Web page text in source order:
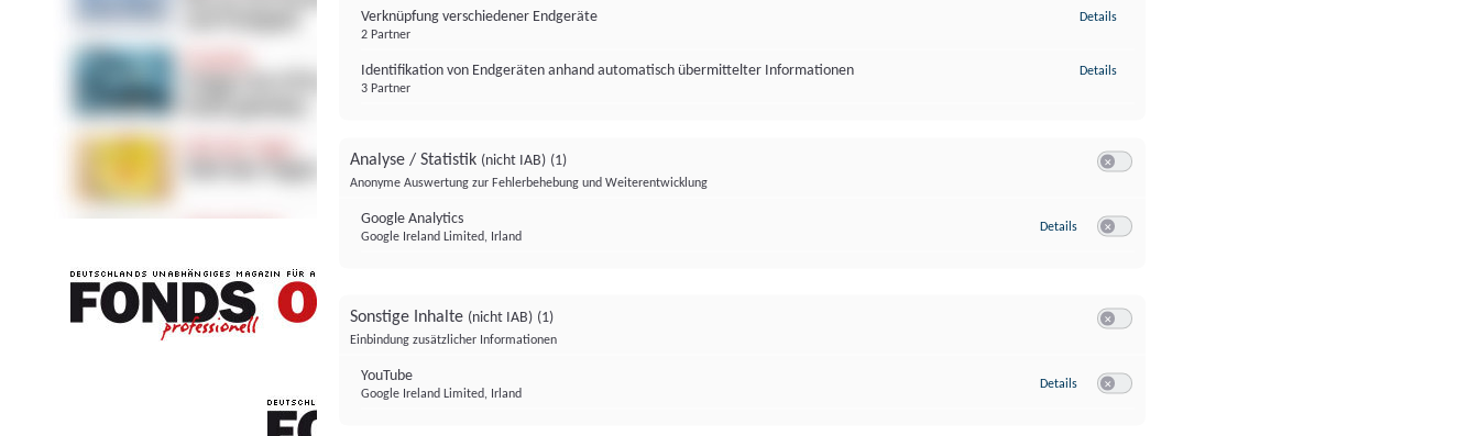
FONDS professionell
Verknüpfung verschiedener Endgeräte
2 Partner
Details
Identifikation von Endgeräten anhand automatisch übermittelter Informationen
3 Partner
Details
Analyse / Statistik (nicht IAB) (1)
Anonyme Auswertung zur Fehlerbehebung und Weiterentwicklung
Google Analytics
Google Ireland Limited, Irland
Details zu Google Analytics
Sonstige Inhalte (nicht IAB) (1)
Einbindung zusätzlicher Informationen
YouTube
Google Ireland Limited, Irland
Details zu YouTube